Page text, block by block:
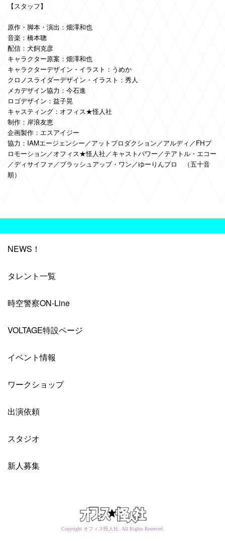
【スタッフ】
原作・脚本・演出：畑澤和也
音楽：橋本聰
配信：犬飼克彦
キャラクター原案：畑澤和也
キャラクターデザイン・イラスト：うめか
クロノスライダーデザイン・イラスト：秀人
メカデザイン協力：今石進
ロゴデザイン：益子晃
キャスティング：オフィス★怪人社
制作：岸浪友恵
企画製作：エスアイジー
協力：IAMエージェンシー／アットプロダクション／アルディ／FHプ
ロモーション／オフィス★怪人社／キャストパワー／テアトル・エコー
／ディサイファ／ブラッシュアップ・ワン／ゆーりんプロ （五十音
順）
NEWS！
タレント一覧
時空警察ON-Line
VOLTAGE特設ページ
イベント情報
ワークショップ
出演依頼
スタジオ
新人募集
Copyright オフィス怪人社. All Rights Reserved.